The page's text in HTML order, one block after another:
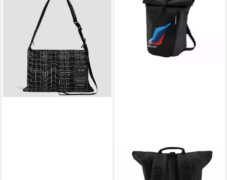
Schultertasche BMW M
Schultertasche Erlkönig
Umhängetasche Tasche (1-tlg)
129,99 €
lieferbar - in 2-3 Werktagen bei dir